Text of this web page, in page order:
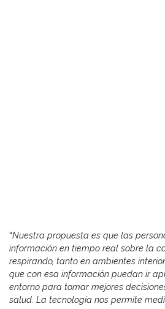
“Nuestra propuesta es que las
información en tiempo real sobre la
respirando, tanto en ambientes
que con esa información puedan ir
entorno para tomar mejores
salud. La tecnología nos permite